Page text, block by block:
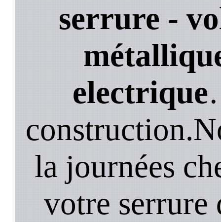
serrure -
electrique
la journées
votre serrure